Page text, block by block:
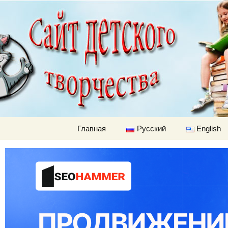
Детский
Главная Русский English